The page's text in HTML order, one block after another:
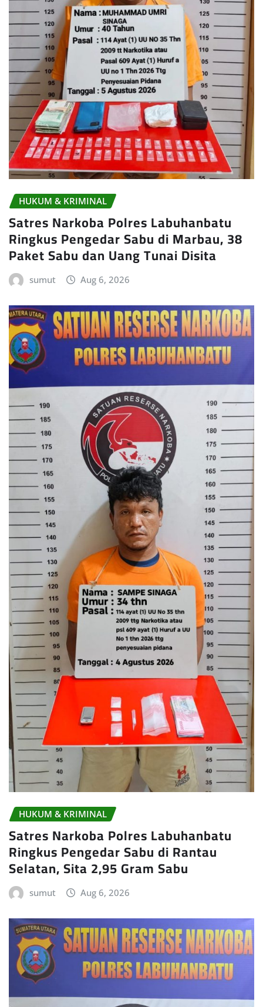
HUKUM & KRIMINAL
Satres Narkoba Polres Labuhanbatu
Ringkus Pengedar Sabu di Marbau, 38
Paket Sabu dan Uang Tunai Disita
sumut Aug 6, 2026
HUKUM & KRIMINAL
Satres Narkoba Polres Labuhanbatu
Ringkus Pengedar Sabu di Rantau
Selatan, Sita 2,95 Gram Sabu
sumut Aug 6, 2026